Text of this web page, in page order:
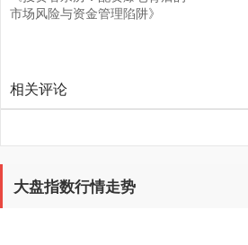
市场风险与资金管理陷阱》
相关评论
大盘指数行情走势